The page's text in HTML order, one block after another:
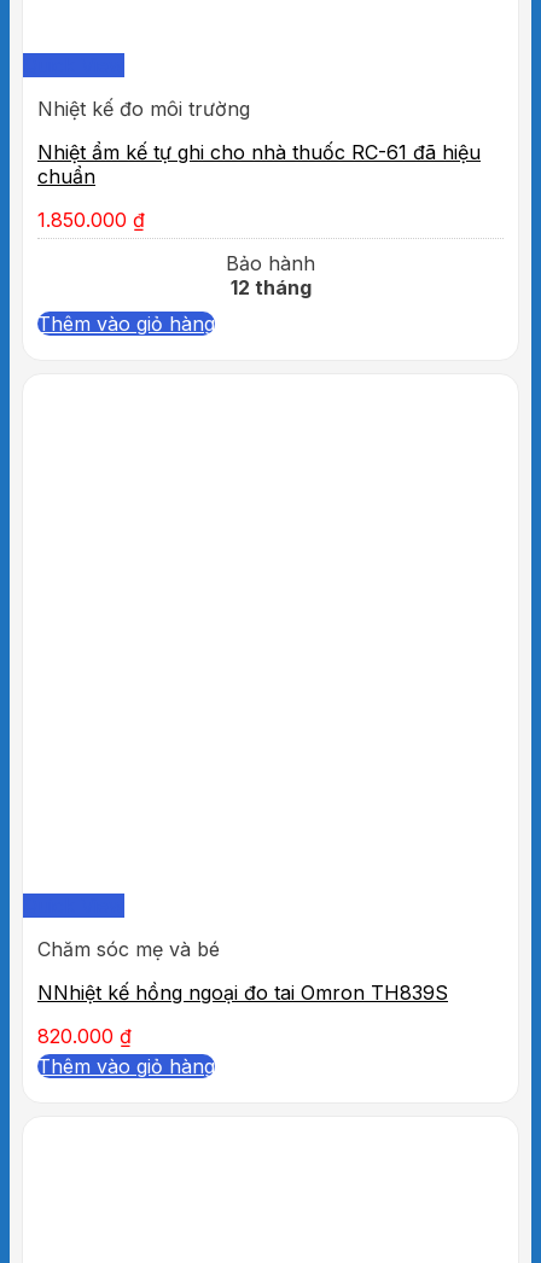
Nhiệt kế đo môi trường
Nhiệt ẩm kế tự ghi cho nhà thuốc RC-61 đã hiệu
chuẩn
1.850.000 ₫
Bảo hành
12 tháng
Thêm vào giỏ hàng
Chăm sóc mẹ và bé
NNhiệt kế hồng ngoại đo tai Omron TH839S
820.000 ₫
Thêm vào giỏ hàng